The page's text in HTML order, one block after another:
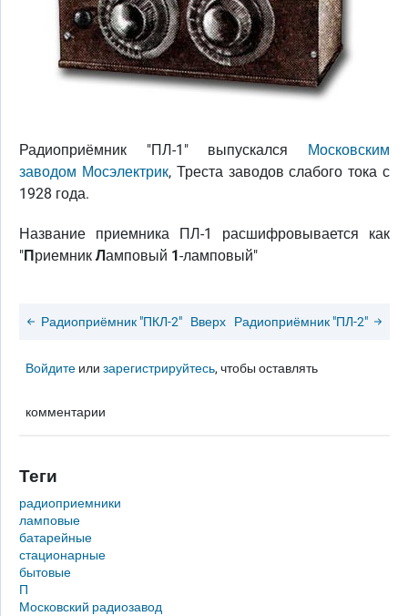
Радиоприёмник "ПЛ-1" выпускался Московским
заводом Мосэлектрик, Треста заводов слабого тока с
1928 года.
Название приемника ПЛ-1 расшифровывается как
"Приемник Ламповый 1-ламповый"
Радиоприёмник "ПКЛ-2" Вверх Радиоприёмник "ПЛ-2"
Войдите илизарегистрируйтесь, чтобы оставлять
комментарии
Теги
радиоприемники
ламповые
батарейные
стационарные
бытовые
П
Московский радиозавод